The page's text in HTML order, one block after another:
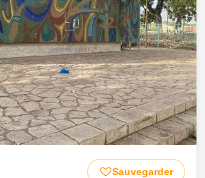
Sauvegarder